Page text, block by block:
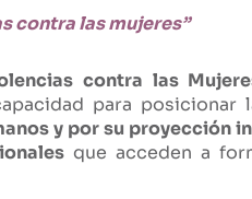
contra las mujeres”
contra las
para posicionar
y por su proyección
que acceden a